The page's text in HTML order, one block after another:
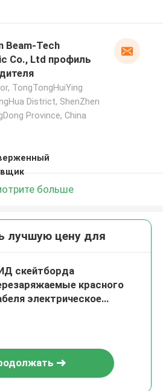
Beam-Tech
Co., Ltd профиль
TongTongHuiYing
District, ShenZhen
Province, China
больше
лучшую цену для
скейтборда
красного
электрическое